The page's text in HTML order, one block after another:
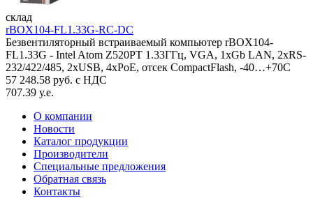
склад
rBOX104-FL1.33G-RC-DC
Безвентиляторный встраиваемый компьютер rBOX104-
FL1.33G - Intel Atom Z520PT 1.33ГГц, VGA, 1xGb LAN, 2xRS-
232/422/485, 2xUSB, 4xPoE, отсек CompactFlash, -40…+70C
57 248.58 руб. с НДС
707.39 у.е.
О компании
Новости
Каталог продукции
Производители
Специальные предложения
Обратная связь
Контакты